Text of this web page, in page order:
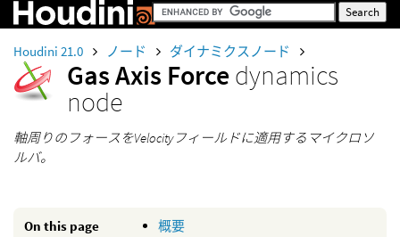
Houdini 21.0 ノード ダイナミクスノード
Gas Axis Force dynamics
node
軸周りのフォースをVelocityフィールドに適用するマイクロソ
ルバ。
On this page
概要